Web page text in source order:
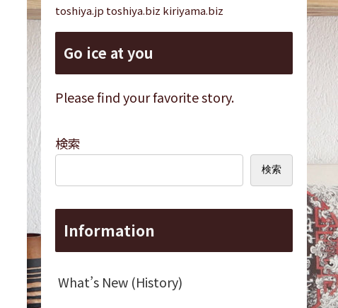
toshiya.jp toshiya.biz kiriyama.biz
Go ice at you
Please find your favorite story.
検索
検索
Information
What’s New (History)